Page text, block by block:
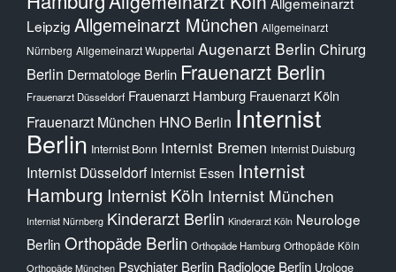
Leipzig Allgemeinarzt München Allgemeinarzt
Nürnberg Allgemeinarzt Wuppertal Augenarzt Berlin Chirurg
Berlin Dermatologe Berlin Frauenarzt Berlin
Frauenarzt Düsseldorf Frauenarzt Hamburg Frauenarzt Köln
Frauenarzt München HNO Berlin Internist
Berlin Internist Bonn Internist Bremen Internist Duisburg
Internist Düsseldorf Internist Essen Internist
Hamburg Internist Köln Internist München
Internist Nürnberg Kinderarzt Berlin Kinderarzt Köln Neurologe
Berlin Orthopäde Berlin Orthopäde Hamburg Orthopäde Köln
Orthopäde München Psychiater Berlin Radiologe Berlin Urologe